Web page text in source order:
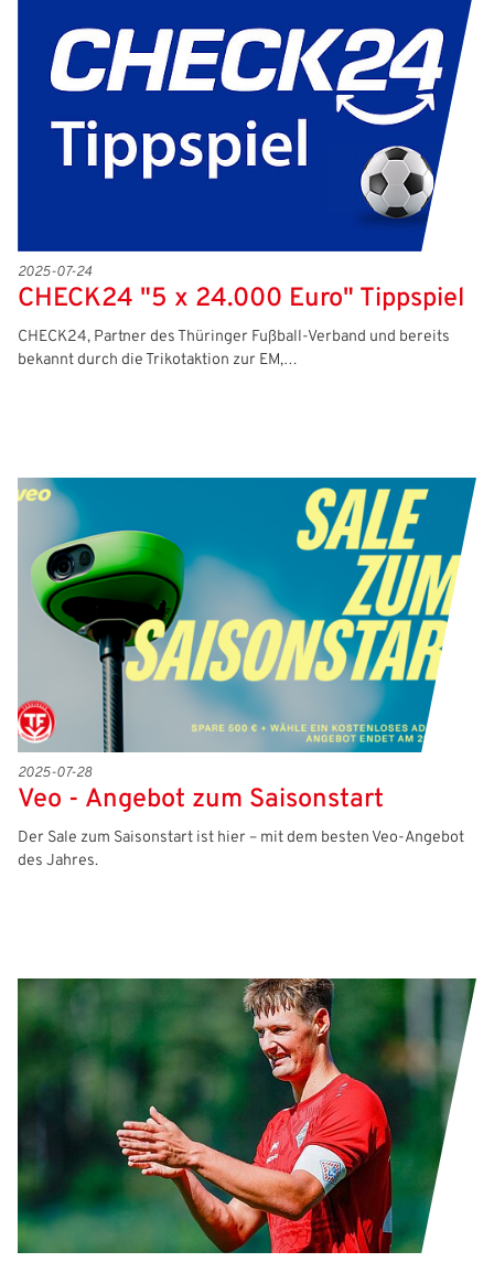
2025-07-24
CHECK24 "5 x 24.000 Euro" Tippspiel
CHECK24, Partner des Thüringer Fußball-Verband und bereits
bekannt durch die Trikotaktion zur EM,…
2025-07-28
Veo - Angebot zum Saisonstart
Der Sale zum Saisonstart ist hier – mit dem besten Veo-Angebot
des Jahres.